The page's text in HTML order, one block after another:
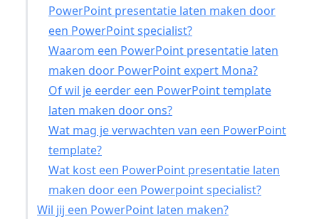
PowerPoint presentatie laten maken door
een PowerPoint specialist?
Waarom een PowerPoint presentatie laten
maken door PowerPoint expert Mona?
Of wil je eerder een PowerPoint template
laten maken door ons?
Wat mag je verwachten van een PowerPoint
template?
Wat kost een PowerPoint presentatie laten
maken door een Powerpoint specialist?
Wil jij een PowerPoint laten maken?